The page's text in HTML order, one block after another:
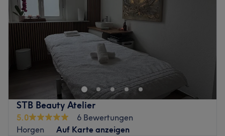
STB Beauty Atelier
5.0
6 Bewertungen
Horgen
Auf Karte anzeigen